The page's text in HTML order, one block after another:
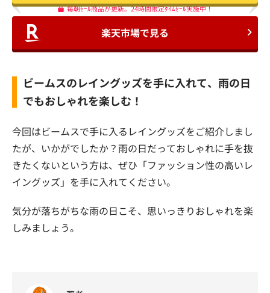
毎朝ｾｰﾙ商品が更新。24時間限定ﾀｲﾑｾｰﾙ実施中！
楽天市場で見る
ビームスのレイングッズを手に入れて、雨の日
でもおしゃれを楽しむ！
今回はビームスで手に入るレイングッズをご紹介しまし
たが、いかがでしたか？雨の日だっておしゃれに手を抜
きたくないという方は、ぜひ「ファッション性の高いレ
イングッズ」を手に入れてください。
気分が落ちがちな雨の日こそ、思いっきりおしゃれを楽
しみましょう。